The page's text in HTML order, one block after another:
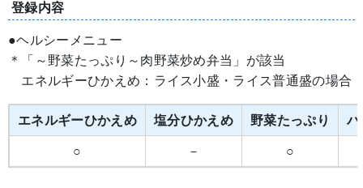
登録内容
●ヘルシーメニュー
＊「～野菜たっぷり～肉野菜炒め弁当」が該当
エネルギーひかえめ：ライス小盛・ライス普通盛の場合
エネルギーひかえめ 塩分ひかえめ 野菜たっぷり バ
○ － ○